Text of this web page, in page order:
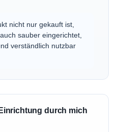
nicht nur gekauft ist,
sauber eingerichtet,
verständlich nutzbar
durch mich